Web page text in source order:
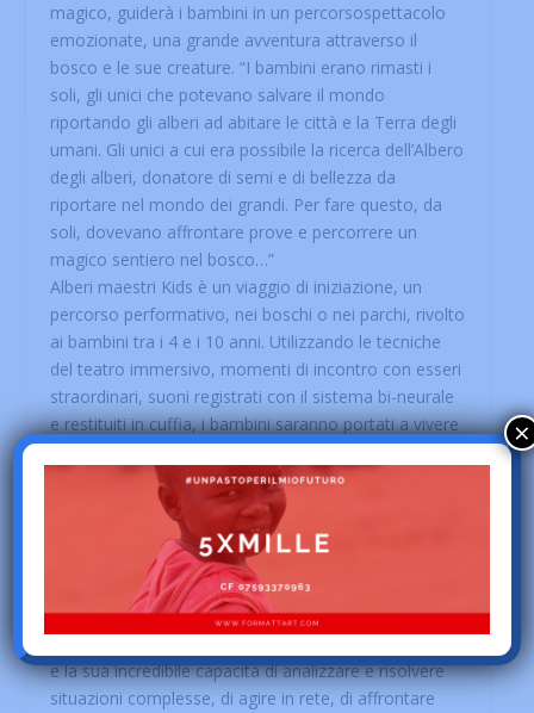
magico, guiderà i bambini in un percorsospettacolo
emozionate, una grande avventura attraverso il
bosco e le sue creature. “I bambini erano rimasti i
soli, gli unici che potevano salvare il mondo
riportando gli alberi ad abitare le città e la Terra degli
umani. Gli unici a cui era possibile la ricerca dell’Albero
degli alberi, donatore di semi e di bellezza da
riportare nel mondo dei grandi. Per fare questo, da
soli, dovevano affrontare prove e percorrere un
magico sentiero nel bosco…”
Alberi maestri Kids è un viaggio di iniziazione, un
percorso performativo, nei boschi o nei parchi, rivolto
ai bambini tra i 4 e i 10 anni. Utilizzando le tecniche
del teatro immersivo, momenti di incontro con esseri
straordinari, suoni registrati con il sistema bi-neurale
e restituiti in cuffia, i bambini saranno portati a vivere
performativa si mescolerà ad una vera e propria
esperienza personale. Alberi maestri kids è una
performance itinerante ed esperienziale alla scoperta
del mondo degli alberi e delle piante, principio e
metafora della vita stessa. Un cammino d’incontro
con il mondo vegetale, con la sua stupefacente
e la sua incredibile capacità di analizzare e risolvere
situazioni complesse, di agire in rete, di affrontare
×